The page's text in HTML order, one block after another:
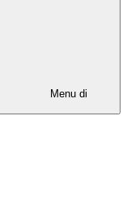
Menu di